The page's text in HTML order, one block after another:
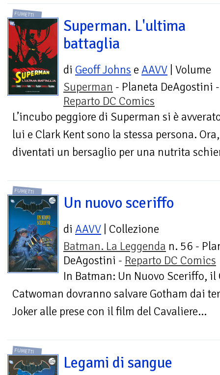
FUMETTI
Superman. L'ultima
battaglia
di Geoff Johns e AAVV | Volume
Superman - Planeta DeAgostini -
Reparto DC Comics
L’incubo peggiore di Superman si è
lui e Clark Kent sono la stessa persona.
diventati un bersaglio per una nutrita
FUMETTI
Un nuovo sceriffo
di AAVV | Collezione
Batman. La Leggenda n. 56 -
DeAgostini - Reparto DC Comics
In Batman: Un Nuovo Sceriffo,
Catwoman dovranno salvare Gotham dai
Joker alle prese con il film del Cavaliere...
FUMETTI
Legami di sangue